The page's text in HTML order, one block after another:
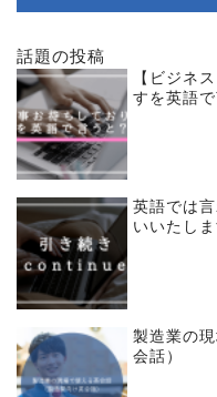
話題の投稿
【ビジネ
すを英語
英語では
いいたしま
製造業の
会話）